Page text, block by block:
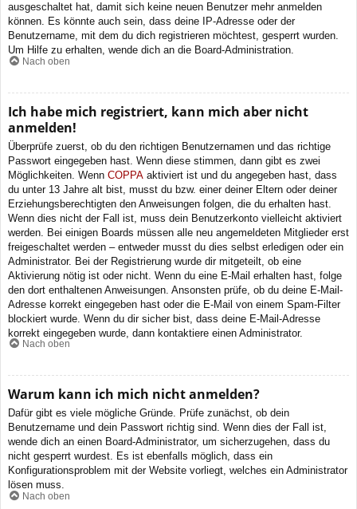
ausgeschaltet hat, damit sich keine neuen Benutzer mehr anmelden
können. Es könnte auch sein, dass deine IP-Adresse oder der
Benutzername, mit dem du dich registrieren möchtest, gesperrt wurden.
Um Hilfe zu erhalten, wende dich an die Board-Administration.
Nach oben
Ich habe mich registriert, kann mich aber nicht
anmelden!
Überprüfe zuerst, ob du den richtigen Benutzernamen und das richtige
Passwort eingegeben hast. Wenn diese stimmen, dann gibt es zwei
Möglichkeiten. Wenn COPPA aktiviert ist und du angegeben hast, dass
du unter 13 Jahre alt bist, musst du bzw. einer deiner Eltern oder deiner
Erziehungsberechtigten den Anweisungen folgen, die du erhalten hast.
Wenn dies nicht der Fall ist, muss dein Benutzerkonto vielleicht aktiviert
werden. Bei einigen Boards müssen alle neu angemeldeten Mitglieder erst
freigeschaltet werden – entweder musst du dies selbst erledigen oder ein
Administrator. Bei der Registrierung wurde dir mitgeteilt, ob eine
Aktivierung nötig ist oder nicht. Wenn du eine E-Mail erhalten hast, folge
den dort enthaltenen Anweisungen. Ansonsten prüfe, ob du deine E-Mail-
Adresse korrekt eingegeben hast oder die E-Mail von einem Spam-Filter
blockiert wurde. Wenn du dir sicher bist, dass deine E-Mail-Adresse
korrekt eingegeben wurde, dann kontaktiere einen Administrator.
Nach oben
Warum kann ich mich nicht anmelden?
Dafür gibt es viele mögliche Gründe. Prüfe zunächst, ob dein
Benutzername und dein Passwort richtig sind. Wenn dies der Fall ist,
wende dich an einen Board-Administrator, um sicherzugehen, dass du
nicht gesperrt wurdest. Es ist ebenfalls möglich, dass ein
Konfigurationsproblem mit der Website vorliegt, welches ein Administrator
lösen muss.
Nach oben